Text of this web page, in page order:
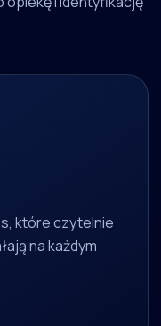
które czytelnie
na każdym